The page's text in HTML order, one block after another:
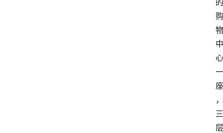
的
购
物
中
心
一
座
，
三
层